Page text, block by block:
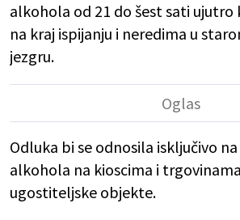
alkohola od 21 do šest sati ujutro
na kraj ispijanju i neredima u
jezgru.
Odluka bi se odnosila isključivo
alkohola na kioscima i
ugostiteljske objekte.